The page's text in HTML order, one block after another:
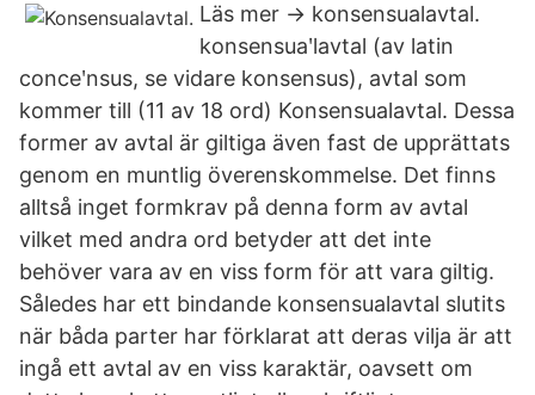
Läs mer → konsensualavtal.
konsensuaʹlavtal (av latin
conceʹnsus, se vidare konsensus), avtal som
kommer till (11 av 18 ord) Konsensualavtal. Dessa
former av avtal är giltiga även fast de upprättats
genom en muntlig överenskommelse. Det finns
alltså inget formkrav på denna form av avtal
vilket med andra ord betyder att det inte
behöver vara av en viss form för att vara giltig.
Således har ett bindande konsensualavtal slutits
när båda parter har förklarat att deras vilja är att
ingå ett avtal av en viss karaktär, oavsett om